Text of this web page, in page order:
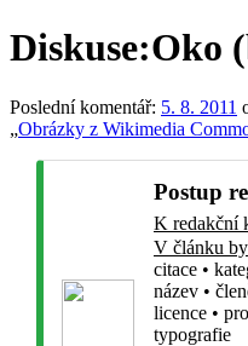
Diskuse:Oko
Poslední komentář: 5. 8. 2011
„Obrázky z Wikimedia
Postup
K redakční
V článku
citace •
název •
licence •
typografie